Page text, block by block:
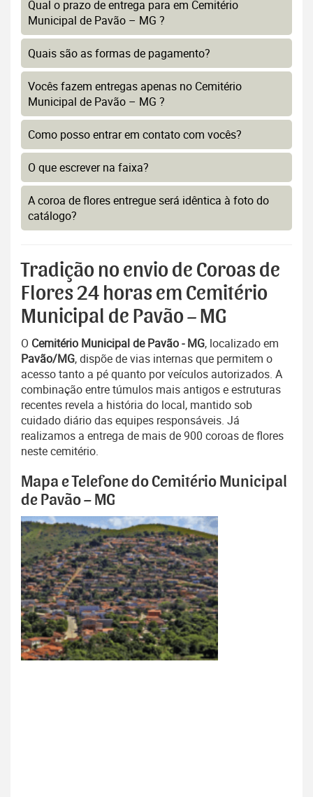
Qual o prazo de entrega para em Cemitério
Municipal de Pavão – MG ?
Quais são as formas de pagamento?
Vocês fazem entregas apenas no Cemitério
Municipal de Pavão – MG ?
Como posso entrar em contato com vocês?
O que escrever na faixa?
A coroa de flores entregue será idêntica à foto do
catálogo?
Tradição no envio de Coroas de
Flores 24 horas em Cemitério
Municipal de Pavão – MG
O Cemitério Municipal de Pavão - MG, localizado em
Pavão/MG, dispõe de vias internas que permitem o
acesso tanto a pé quanto por veículos autorizados. A
combinação entre túmulos mais antigos e estruturas
recentes revela a história do local, mantido sob
cuidado diário das equipes responsáveis. Já
realizamos a entrega de mais de 900 coroas de flores
neste cemitério.
Mapa e Telefone do Cemitério Municipal
de Pavão – MG